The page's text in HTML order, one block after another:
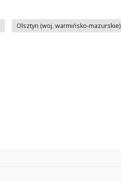
Olsztyn (woj. warmińsko-mazurskie)